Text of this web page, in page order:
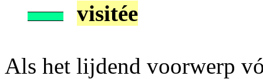
visitée
Als het lijdend voorwerp